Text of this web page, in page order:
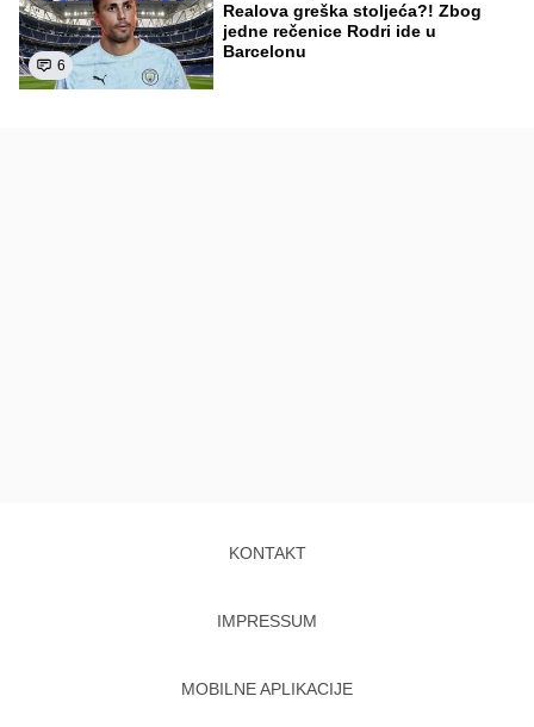
6
Realova greška stoljeća?! Zbog
jedne rečenice Rodri ide u
Barcelonu
KONTAKT
IMPRESSUM
MOBILNE APLIKACIJE